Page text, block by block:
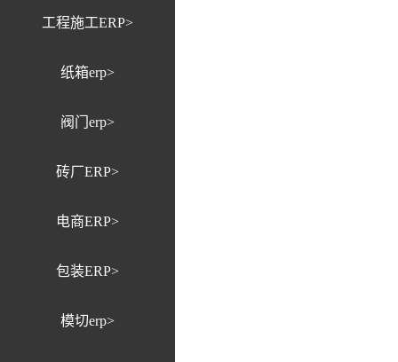
工程施工ERP>
纸箱erp>
阀门erp>
砖厂ERP>
电商ERP>
包装ERP>
模切erp>